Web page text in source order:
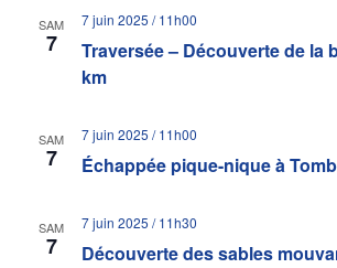
SAM
7
Traversée – Découverte de la
km
7 juin 2025 / 11h00
SAM
7 Échappée pique-nique à
7 juin 2025 / 11h00
SAM
7 Découverte des sables
7 juin 2025 / 11h30